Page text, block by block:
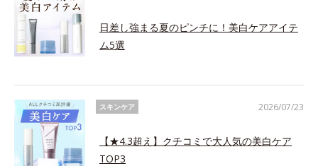
日差し強まる夏のピンチに！美白ケアアイテ
ム5選
スキンケア
【★4.3超え】クチコミで大人気の美白ケア
TOP3
2026/07/23